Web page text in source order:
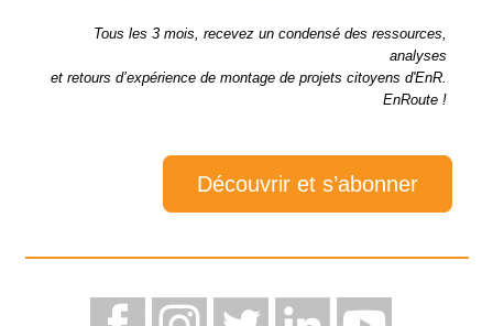
Tous les 3 mois, recevez un condensé des ressources,
analyses
et retours d’expérience de montage de projets citoyens d'EnR.
EnRoute !
Découvrir et s’abonner